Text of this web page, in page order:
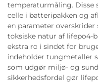
temperaturmåling. Disse
celle i batteripakken og
en parameter
toksiske natur af lifepo4-
ekstra ro i sindet for
indeholder tungmetaller
som udgør miljø- og
sikkerhedsfordel gør